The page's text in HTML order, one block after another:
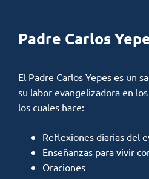
Padre Carlos
El Padre Carlos Yepes es un
su labor evangelizadora en
los cuales hace:
Reflexiones diarias del
Enseñanzas para vivir
Oraciones